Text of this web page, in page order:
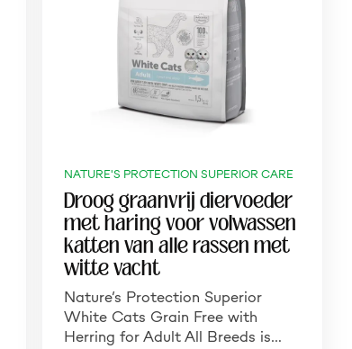
NATURE'S PROTECTION SUPERIOR CARE
Droog graanvrij diervoeder
met haring voor volwassen
katten van alle rassen met
witte vacht
Nature’s Protection Superior
White Cats Grain Free with
Herring for Adult All Breeds is…